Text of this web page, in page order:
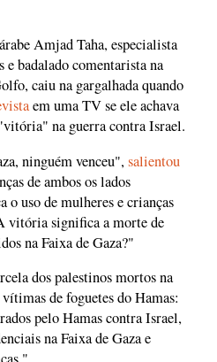
Amjad Taha, especialista
e badalado comentarista na
caiu na gargalhada quando
em uma TV se ele achava
na guerra contra Israel.
ninguém venceu",salientou
de ambos os lados
uso de mulheres e crianças
vitória significa a morte de
na Faixa de Gaza?"
dos palestinos mortos na
de foguetes do Hamas:
pelo Hamas contra Israel,
na Faixa de Gaza e